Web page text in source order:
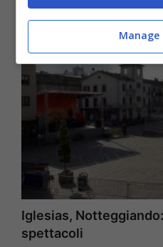
Iglesias,
spettacoli